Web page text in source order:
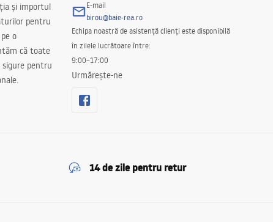
și importul
pentru
o
că toate
sigure pentru
E-mail
birou@baie-rea.ro
Echipa noastră de asistență clienți este disponibilă
în zilele lucrătoare între:
9:00–17:00
Urmărește-ne
14 de zile pentru retur